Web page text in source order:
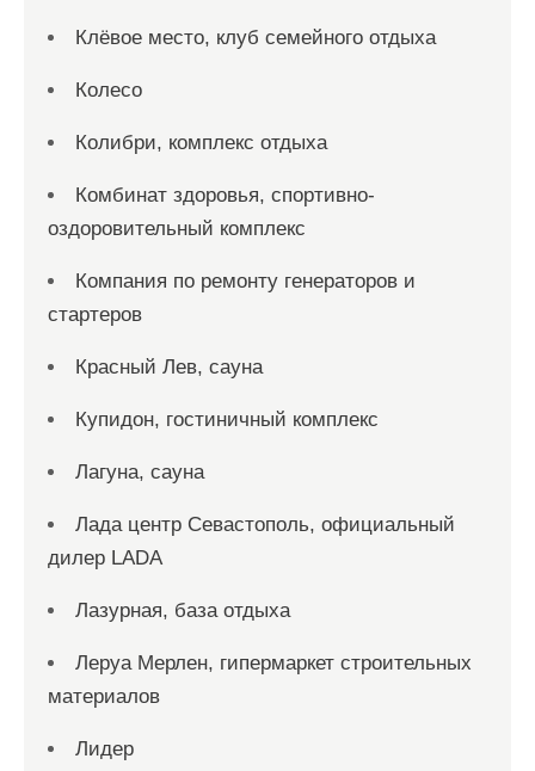
Клёвое место, клуб семейного отдыха
Колесо
Колибри, комплекс отдыха
Комбинат здоровья, спортивно-
оздоровительный комплекс
Компания по ремонту генераторов и
стартеров
Красный Лев, сауна
Купидон, гостиничный комплекс
Лагуна, сауна
Лада центр Севастополь, официальный
дилер LADA
Лазурная, база отдыха
Леруа Мерлен, гипермаркет строительных
материалов
Лидер